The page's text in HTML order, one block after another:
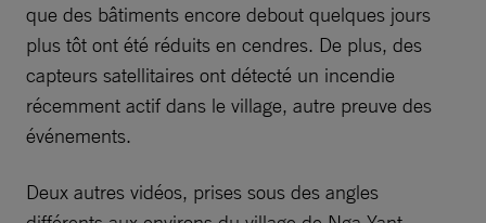
que des bâtiments encore debout quelques jours
plus tôt ont été réduits en cendres. De plus, des
capteurs satellitaires ont détecté un incendie
récemment actif dans le village, autre preuve des
événements.
Deux autres vidéos, prises sous des angles